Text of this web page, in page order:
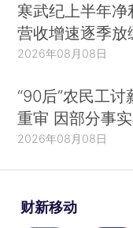
寒武纪上半年
营收增速逐季放
2026年08月08日
“90后”农民工
重审 因部分事
2026年08月08日
财新移动